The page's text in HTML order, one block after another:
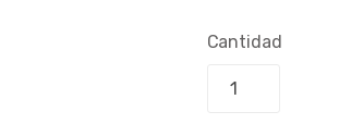
Cantidad